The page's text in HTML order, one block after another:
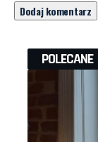
POLECANE